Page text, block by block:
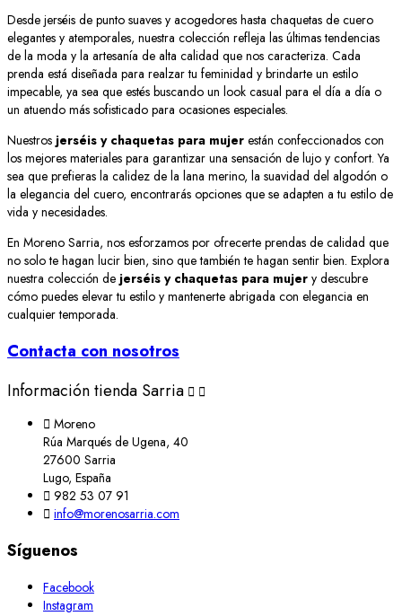
Desde jerséis de punto suaves y acogedores hasta chaquetas de cuero
elegantes y atemporales, nuestra colección refleja las últimas tendencias
de la moda y la artesanía de alta calidad que nos caracteriza. Cada
prenda está diseñada para realzar tu feminidad y brindarte un estilo
impecable, ya sea que estés buscando un look casual para el día a día o
un atuendo más sofisticado para ocasiones especiales.
Nuestrosjerséis y chaquetas para mujer están confeccionados con
los mejores materiales para garantizar una sensación de lujo y confort. Ya
sea que prefieras la calidez de la lana merino, la suavidad del algodón o
la elegancia del cuero, encontrarás opciones que se adapten a tu estilo de
vida y necesidades.
En Moreno Sarria, nos esforzamos por ofrecerte prendas de calidad que
no solo te hagan lucir bien, sino que también te hagan sentir bien. Explora
nuestra colección dejerséis y chaquetas para mujer y descubre
cómo puedes elevar tu estilo y mantenerte abrigada con elegancia en
cualquier temporada.
Contacta con nosotros
Información tienda Sarria  
 Moreno
Rúa Marqués de Ugena, 40
27600 Sarria
Lugo, España
 982 53 07 91
 info@morenosarria.com
Síguenos
Facebook
Instagram